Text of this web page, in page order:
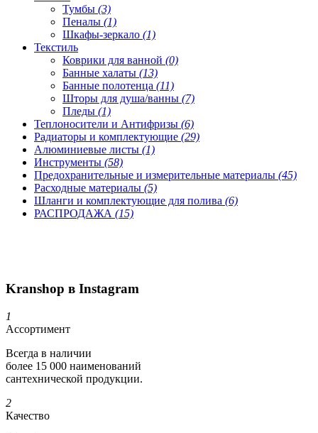
Тумбы (3)
Пеналы (1)
Шкафы-зеркало (1)
Текстиль
Коврики для ванной (0)
Банные халаты (13)
Банные полотенца (11)
Шторы для душа/ванны (7)
Пледы (1)
Теплоносители и Антифризы (6)
Радиаторы и комплектующие (29)
Алюминиевые листы (1)
Инструменты (58)
Предохранительные и измерительные материалы (45)
Расходные материалы (5)
Шланги и комплектующие для полива (6)
РАСПРОДАЖА (15)
Kranshop в Instagram
1
Ассортимент
Всегда в наличии
более 15 000 наименований
сантехнической продукции.
2
Качество